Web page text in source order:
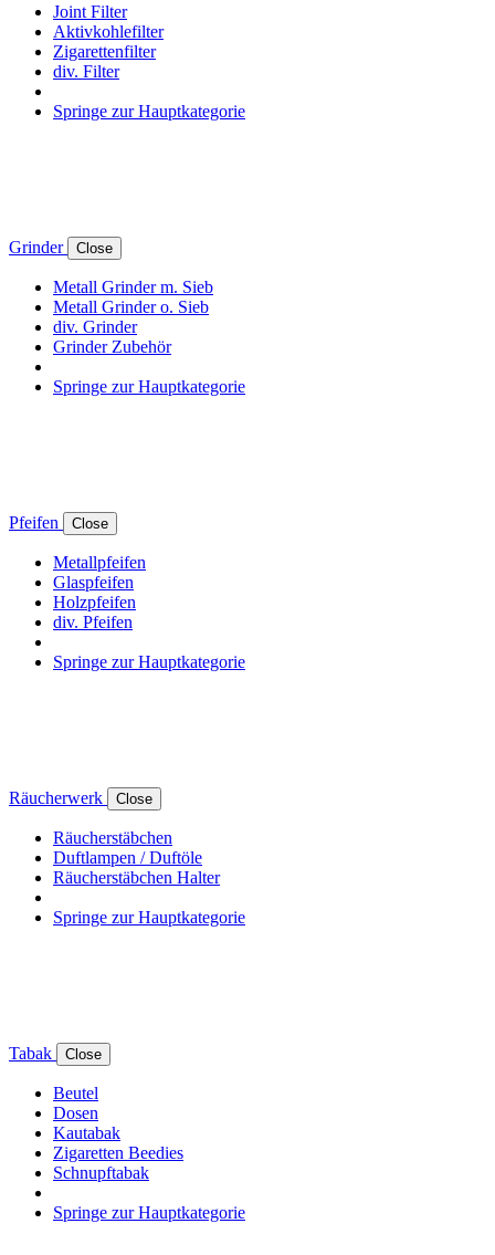
Joint Filter
Aktivkohlefilter
Zigarettenfilter
div. Filter
Springe zur Hauptkategorie
Grinder Close
Metall Grinder m. Sieb
Metall Grinder o. Sieb
div. Grinder
Grinder Zubehör
Springe zur Hauptkategorie
Pfeifen Close
Metallpfeifen
Glaspfeifen
Holzpfeifen
div. Pfeifen
Springe zur Hauptkategorie
Räucherwerk Close
Räucherstäbchen
Duftlampen / Duftöle
Räucherstäbchen Halter
Springe zur Hauptkategorie
Tabak Close
Beutel
Dosen
Kautabak
Zigaretten Beedies
Schnupftabak
Springe zur Hauptkategorie